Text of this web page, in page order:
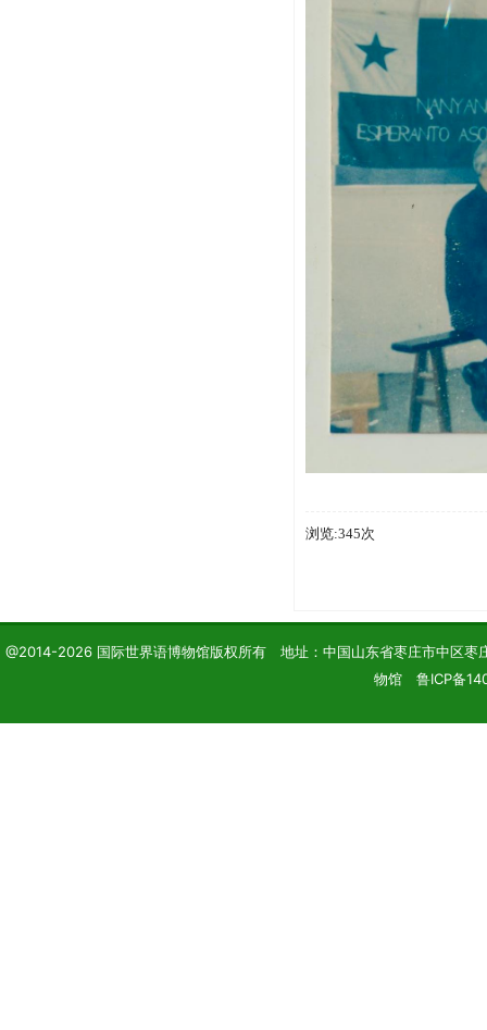
浏览:345次
@2014-2026 国际世界语博物馆版权所有 地址：中国山东省枣庄市中区
物馆 鲁ICP备